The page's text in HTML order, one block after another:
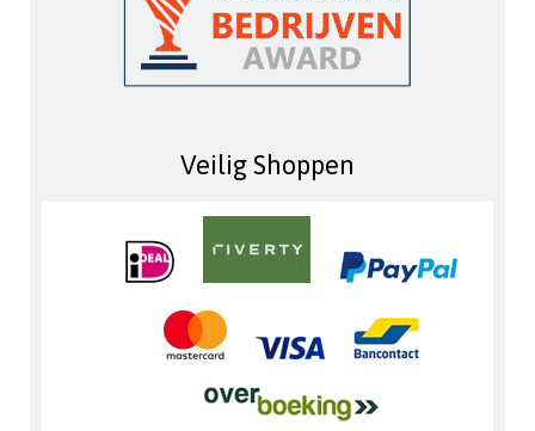
Veilig Shoppen